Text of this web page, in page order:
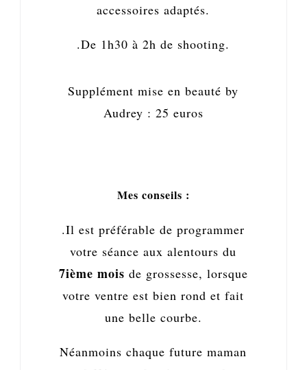
accessoires adaptés.
.De 1h30 à 2h de shooting.
Supplément mise en beauté by
Audrey : 25 euros
Mes conseils :
.Il est préférable de programmer
votre séance aux alentours du
7ième mois de grossesse, lorsque
votre ventre est bien rond et fait
une belle courbe.
Néanmoins chaque future maman